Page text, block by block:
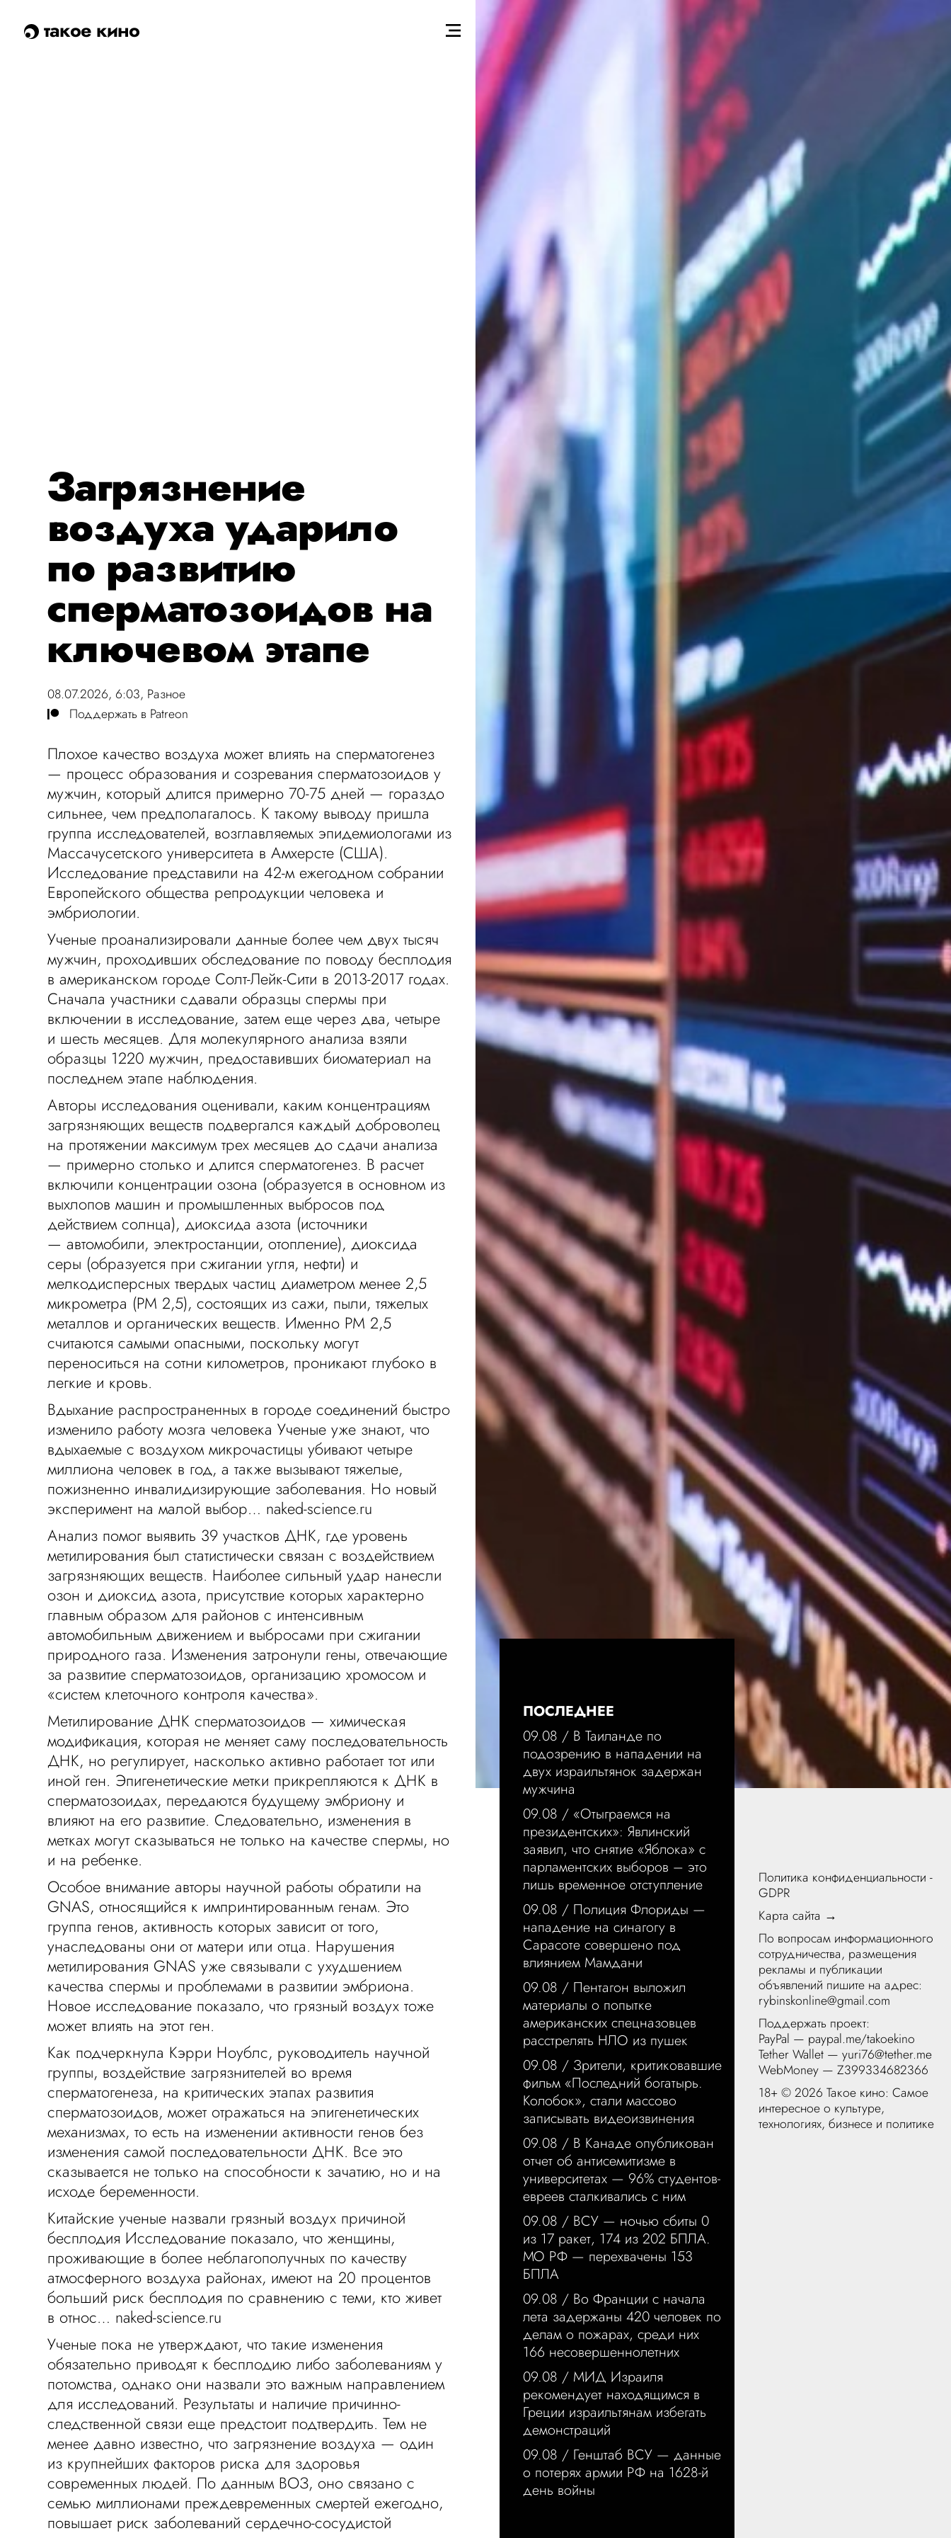
такое кино
Загрязнение
воздуха ударило
по развитию
сперматозоидов на
ключевом этапе
08.07.2026, 6:03, Разное
Поддержать в Patreon
Плохое качество воздуха может влиять на сперматогенез
— процесс образования и созревания сперматозоидов у
мужчин, который длится примерно 70-75 дней — гораздо
сильнее, чем предполагалось. К такому выводу пришла
группа исследователей, возглавляемых эпидемиологами из
Массачусетского университета в Амхерсте (США).
Исследование представили на 42-м ежегодном собрании
Европейского общества репродукции человека и
эмбриологии.
Ученые проанализировали данные более чем двух тысяч
мужчин, проходивших обследование по поводу бесплодия
в американском городе Солт-Лейк-Сити в 2013-2017 годах.
Сначала участники сдавали образцы спермы при
включении в исследование, затем еще через два, четыре
и шесть месяцев. Для молекулярного анализа взяли
образцы 1220 мужчин, предоставивших биоматериал на
последнем этапе наблюдения.
Авторы исследования оценивали, каким концентрациям
загрязняющих веществ подвергался каждый доброволец
на протяжении максимум трех месяцев до сдачи анализа
— примерно столько и длится сперматогенез. В расчет
включили концентрации озона (образуется в основном из
выхлопов машин и промышленных выбросов под
действием солнца), диоксида азота (источники
— автомобили, электростанции, отопление), диоксида
серы (образуется при сжигании угля, нефти) и
мелкодисперсных твердых частиц диаметром менее 2,5
микрометра (PM 2,5), состоящих из сажи, пыли, тяжелых
металлов и органических веществ. Именно PM 2,5
считаются самыми опасными, поскольку могут
переноситься на сотни километров, проникают глубоко в
легкие и кровь.
Вдыхание распространенных в городе соединений быстро
изменило работу мозга человека Ученые уже знают, что
вдыхаемые с воздухом микрочастицы убивают четыре
миллиона человек в год, а также вызывают тяжелые,
пожизненно инвалидизирующие заболевания. Но новый
эксперимент на малой выбор… naked-science.ru
Анализ помог выявить 39 участков ДНК, где уровень
метилирования был статистически связан с воздействием
загрязняющих веществ. Наиболее сильный удар нанесли
озон и диоксид азота, присутствие которых характерно
главным образом для районов с интенсивным
автомобильным движением и выбросами при сжигании
природного газа. Изменения затронули гены, отвечающие
за развитие сперматозоидов, организацию хромосом и
«систем клеточного контроля качества».
Метилирование ДНК сперматозоидов — химическая
модификация, которая не меняет саму последовательность
ДНК, но регулирует, насколько активно работает тот или
иной ген. Эпигенетические метки прикрепляются к ДНК в
сперматозоидах, передаются будущему эмбриону и
влияют на его развитие. Следовательно, изменения в
метках могут сказываться не только на качестве спермы, но
и на ребенке.
Особое внимание авторы научной работы обратили на
GNAS, относящийся к импринтированным генам. Это
группа генов, активность которых зависит от того,
унаследованы они от матери или отца. Нарушения
метилирования GNAS уже связывали с ухудшением
качества спермы и проблемами в развитии эмбриона.
Новое исследование показало, что грязный воздух тоже
может влиять на этот ген.
Как подчеркнула Кэрри Ноублс, руководитель научной
группы, воздействие загрязнителей во время
сперматогенеза, на критических этапах развития
сперматозоидов, может отражаться на эпигенетических
механизмах, то есть на изменении активности генов без
изменения самой последовательности ДНК. Все это
сказывается не только на способности к зачатию, но и на
исходе беременности.
Китайские ученые назвали грязный воздух причиной
бесплодия Исследование показало, что женщины,
проживающие в более неблагополучных по качеству
атмосферного воздуха районах, имеют на 20 процентов
больший риск бесплодия по сравнению с теми, кто живет
в относ… naked-science.ru
Ученые пока не утверждают, что такие изменения
обязательно приводят к бесплодию либо заболеваниям у
потомства, однако они назвали это важным направлением
для исследований. Результаты и наличие причинно-
следственной связи еще предстоит подтвердить. Тем не
менее давно известно, что загрязнение воздуха — один
из крупнейших факторов риска для здоровья
современных людей. По данным ВОЗ, оно связано с
семью миллионами преждевременных смертей ежегодно,
повышает риск заболеваний сердечно-сосудистой
ПОСЛЕДНЕЕ
09.08 / В Таиланде по
подозрению в нападении на
двух израильтянок задержан
мужчина
09.08 / «Отыграемся на
президентских»: Явлинский
заявил, что снятие «Яблока» с
парламентских выборов – это
лишь временное отступление
09.08 / Полиция Флориды —
нападение на синагогу в
Сарасоте совершено под
влиянием Мамдани
09.08 / Пентагон выложил
материалы о попытке
американских спецназовцев
расстрелять НЛО из пушек
09.08 / Зрители, критиковавшие
фильм «Последний богатырь.
Колобок», стали массово
записывать видеоизвинения
09.08 / В Канаде опубликован
отчет об антисемитизме в
университетах — 96% студентов-
евреев сталкивались с ним
09.08 / ВСУ — ночью сбиты 0
из 17 ракет, 174 из 202 БПЛА.
МО РФ — перехвачены 153
БПЛА
09.08 / Во Франции с начала
лета задержаны 420 человек по
делам о пожарах, среди них
166 несовершеннолетних
09.08 / МИД Израиля
рекомендует находящимся в
Греции израильтянам избегать
демонстраций
09.08 / Генштаб ВСУ — данные
о потерях армии РФ на 1628-й
день войны
Политика конфиденциальности -
GDPR
Карта сайта →
По вопросам информационного
сотрудничества, размещения
рекламы и публикации
объявлений пишите на адрес:
rybinskonline@gmail.com
Поддержать проект:
PayPal — paypal.me/takoekino
Tether Wallet — yuri76@tether.me
WebMoney — Z399334682366
18+ ©2026 Такое кино: Самое
интересное о культуре,
технологиях, бизнесе и политике